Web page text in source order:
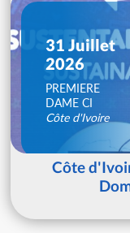
31 Juillet
2026
PREMIERE
DAME CI
Côte d'Ivoire
Côte